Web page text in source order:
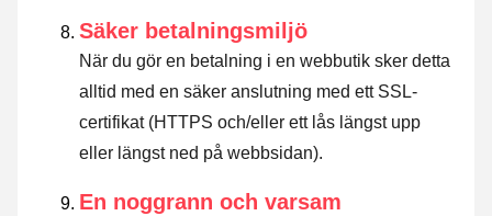
Säker betalningsmiljö
När du gör en betalning i en webbutik sker detta
alltid med en säker anslutning med ett SSL-
certifikat (HTTPS och/eller ett lås längst upp
eller längst ned på webbsidan).
En noggrann och varsam